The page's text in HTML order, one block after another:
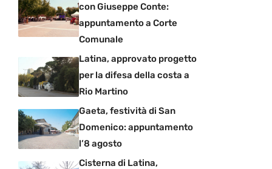
con Giuseppe Conte:
appuntamento a Corte
Comunale
Latina, approvato progetto
per la difesa della costa a
Rio Martino
Gaeta, festività di San
Domenico: appuntamento
l’8 agosto
Cisterna di Latina,